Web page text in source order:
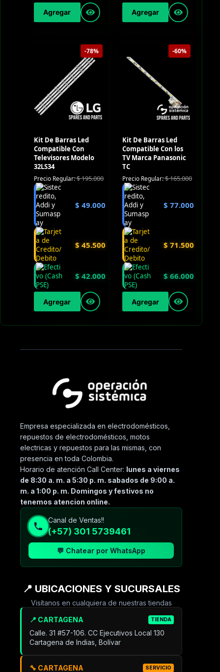
Agregar Agregar
-78%
Kit De Barras Led
Compatible Con
Televisores Modelo
32LS34
Precio Regular:$195.000
$ 49.000
$ 45.500
$ 42.000
Agregar
-60%
Kit De Barras Led
Compatible Con los
TV Marca Panasonic
TC
Precio Regular:$165.000
$ 77.000
$ 71.500
$ 66.000
Agregar
Empresa especializada en electrodomésticos,
repuestos de electrodomésticos, motos
electricas y repuestos para las mismas, con
presencia en toda Colombia.
Horario de atención Call Center: lunes a viernes
de 8:30 a. m. a 5:30 p. m. sabados de 9:00 a.
m. a 1:00 p. m. Domingos y festivos no
tenemos atencion online.
Canal de Ventas!!
(+57) 301 5739461
💬 Chatear por WhatsApp
📍 UBICACIONES Y SUCURSALES
Visítanos en cualquiera de nuestras tiendas
📍 CARTAGENA TIENDA
Calle. 31 #57-106. CC Ejecutivos Local 130
Cartagena de Indias, Bolívar
🔧 CARTAGENA SERVICIO